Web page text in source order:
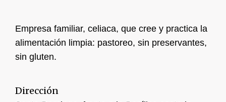
Empresa familiar, celiaca, que cree y practica la
alimentación limpia: pastoreo, sin preservantes,
sin gluten.
Dirección